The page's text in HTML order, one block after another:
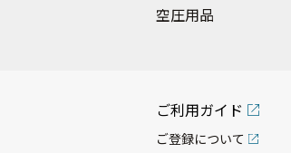
空圧用品
ご利用ガイド
ご登録について